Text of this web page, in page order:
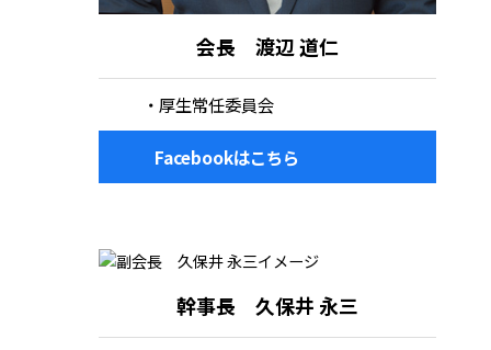
会長 渡辺 道仁
厚生常任委員会
Facebookはこちら
幹事長 久保井 永三